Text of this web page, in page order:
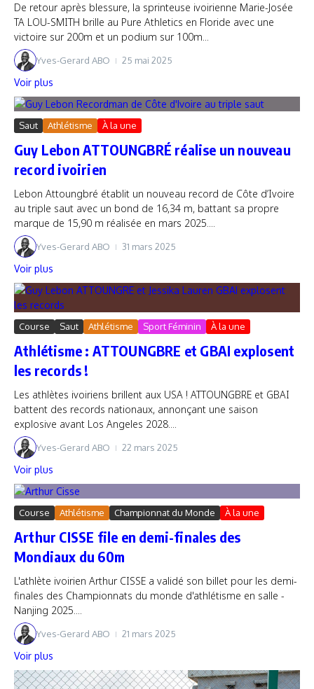
De retour après blessure, la sprinteuse ivoirienne Marie-Josée
TA LOU-SMITH brille au Pure Athletics en Floride avec une
victoire sur 200m et un podium sur 100m...
Yves-Gerard ABO 25 mai 2025
Voir plus
Saut Athlétisme À la une
Guy Lebon ATTOUNGBRÉ réalise un nouveau
record ivoirien
Lebon Attoungbré établit un nouveau record de Côte d’Ivoire
au triple saut avec un bond de 16,34 m, battant sa propre
marque de 15,90 m réalisée en mars 2025....
Yves-Gerard ABO 31 mars 2025
Voir plus
Course Saut Athlétisme Sport Féminin À la une
Athlétisme : ATTOUNGBRE et GBAI explosent
les records !
Les athlètes ivoiriens brillent aux USA ! ATTOUNGBRE et GBAI
battent des records nationaux, annonçant une saison
explosive avant Los Angeles 2028....
Yves-Gerard ABO 22 mars 2025
Voir plus
Course Athlétisme Championnat du Monde À la une
Arthur CISSE file en demi-finales des
Mondiaux du 60m
L'athlète ivoirien Arthur CISSE a validé son billet pour les demi-
finales des Championnats du monde d'athlétisme en salle -
Nanjing 2025....
Yves-Gerard ABO 21 mars 2025
Voir plus